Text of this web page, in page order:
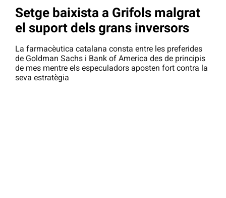
Setge baixista a Grifols malgrat
el suport dels grans inversors
La farmacèutica catalana consta entre les preferides
de Goldman Sachs i Bank of America des de principis
de mes mentre els especuladors aposten fort contra la
seva estratègia